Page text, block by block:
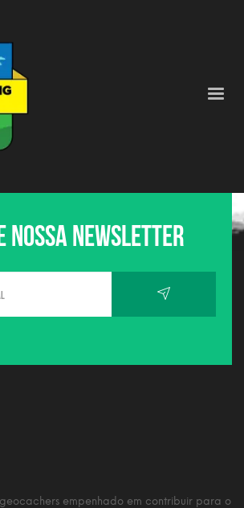
nossa newsletter
empenhado em contribuir para o